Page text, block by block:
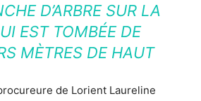
D’ARBRE SUR LA
EST TOMBÉE DE
MÈTRES DE HAUT
de Lorient Laureline